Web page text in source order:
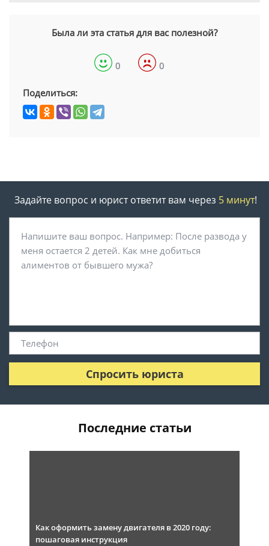
Была ли эта статья для вас полезной?
0 0
Поделиться:
Задайте вопрос и юрист ответит вам через 5 минут!
Спросить юриста
Последние статьи
Как оформить замену двигателя в 2020 году:
пошаговая инструкция